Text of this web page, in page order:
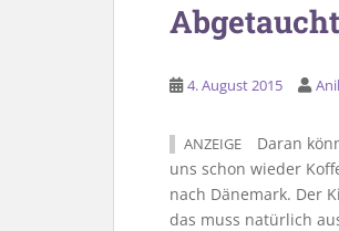
Abgetaucht
4. August 2015
ANZEIGE
Daran
uns schon wieder
nach Dänemark. Der
das muss natürlich